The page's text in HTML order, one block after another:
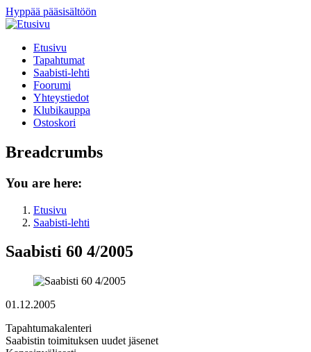
Hyppää pääsisältöön
Etusivu
Tapahtumat
Saabisti-lehti
Foorumi
Yhteystiedot
Klubikauppa
Ostoskori
Breadcrumbs
You are here:
Etusivu
Saabisti-lehti
Saabisti 60 4/2005
01.12.2005
Tapahtumakalenteri
Saabistin toimituksen uudet jäsenet